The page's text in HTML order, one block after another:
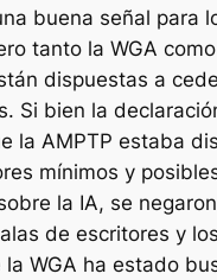
buena señal para
tanto la WGA
dispuestas a
Si bien la
la AMPTP estaba
mínimos y
la IA, se
de escritores y los
la WGA ha estado